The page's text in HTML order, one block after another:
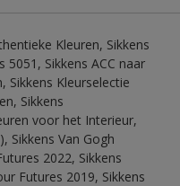
Kleuren, Sikkens
5051, Sikkens ACC naar
Sikkens Kleurselectie
Sikkens
voor het Interieur,
Sikkens Van Gogh
2022, Sikkens
Futures 2019, Sikkens